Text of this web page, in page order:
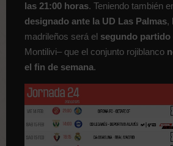
las 21:00 horas. Teniendo también
designado ante la UD Las Palmas,
madrileños será el segundo partido
Montilivi– que el conjunto rojiblanco
el fin de semana.